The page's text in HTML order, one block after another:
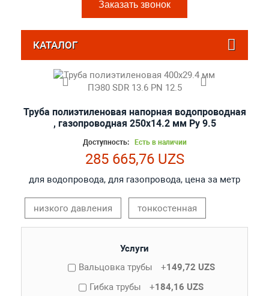
Заказать звонок
КАТАЛОГ
Труба полиэтиленовая напорная водопроводная
, газопроводная 250х14.2 мм Ру 9.5
Доступность: Есть в наличии
285 665,76 UZS
для водопровода, для газопровода, цена за метр
низкого давления тонкостенная
Услуги
Вальцовка трубы
+149,72 UZS
Гибка трубы
+184,16 UZS